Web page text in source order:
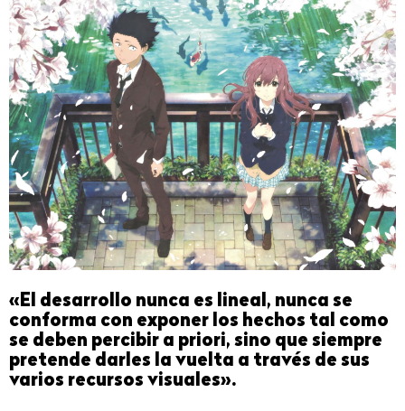
«El desarrollo nunca es lineal, nunca se
conforma con exponer los hechos tal como
se deben percibir a priori, sino que siempre
pretende darles la vuelta a través de sus
varios recursos visuales».